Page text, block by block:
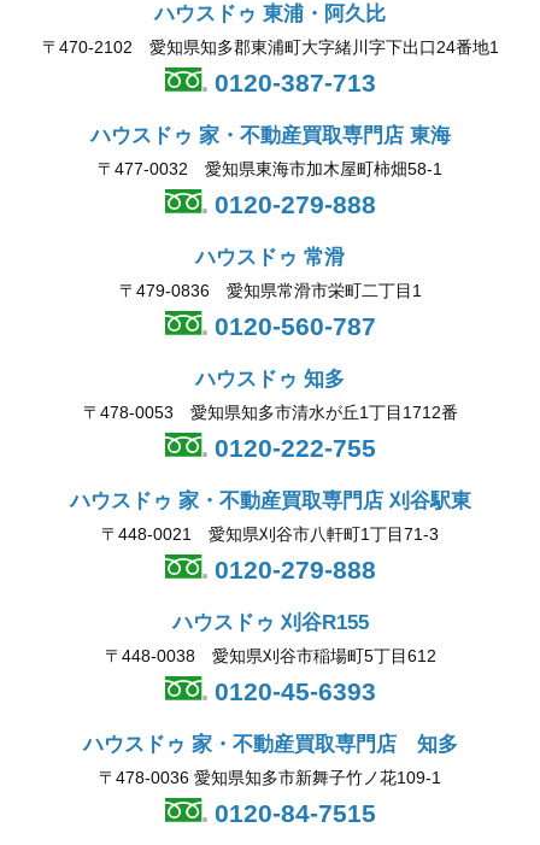
ハウスドゥ 東浦・阿久比
〒470-2102 愛知県知多郡東浦町大字緒川字下出口24番地1
0120-387-713
ハウスドゥ 家・不動産買取専門店 東海
〒477-0032 愛知県東海市加木屋町柿畑58-1
0120-279-888
ハウスドゥ 常滑
〒479-0836 愛知県常滑市栄町二丁目1
0120-560-787
ハウスドゥ 知多
〒478-0053 愛知県知多市清水が丘1丁目1712番
0120-222-755
ハウスドゥ 家・不動産買取専門店 刈谷駅東
〒448-0021 愛知県刈谷市八軒町1丁目71-3
0120-279-888
ハウスドゥ 刈谷R155
〒448-0038 愛知県刈谷市稲場町5丁目612
0120-45-6393
ハウスドゥ 家・不動産買取専門店 知多
〒478-0036 愛知県知多市新舞子竹ノ花109-1
0120-84-7515